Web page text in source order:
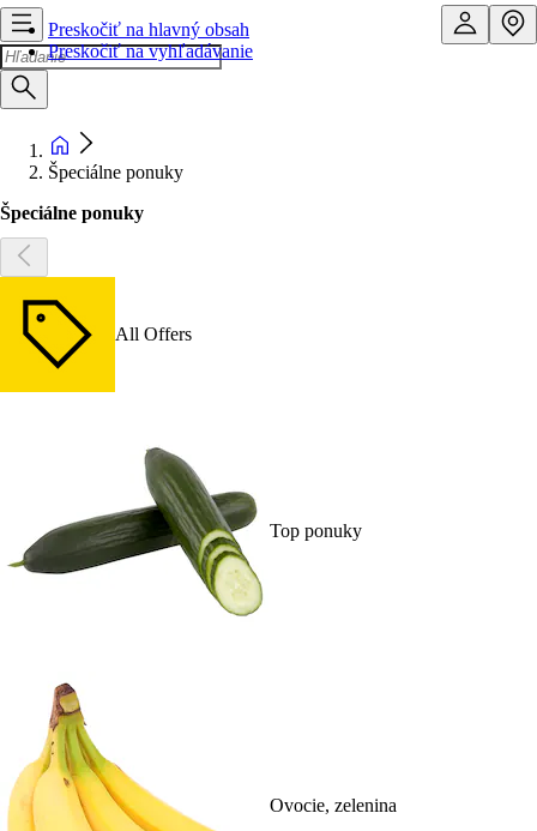
Preskočiť na hlavný obsah
Preskočiť na vyhľadávanie
Špeciálne ponuky
Špeciálne ponuky
All Offers
Top ponuky
Ovocie, zelenina